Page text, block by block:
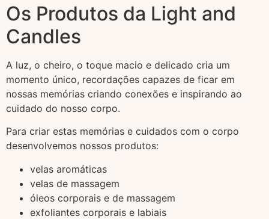
Os Produtos da Light and
Candles
A luz, o cheiro, o toque macio e delicado cria um
momento único, recordações capazes de ficar em
nossas memórias criando conexões e inspirando ao
cuidado do nosso corpo.
Para criar estas memórias e cuidados com o corpo
desenvolvemos nossos produtos:
velas aromáticas
velas de massagem
óleos corporais e de massagem
exfoliantes corporais e labiais